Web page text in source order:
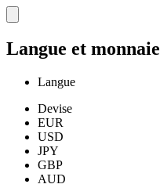
Langue et monnaie
Langue
Devise
EUR
USD
JPY
GBP
AUD